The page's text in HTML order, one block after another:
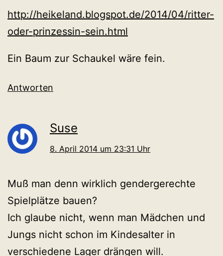
http://heikeland.blogspot.de/2014/04/ritter-
oder-prinzessin-sein.html
Ein Baum zur Schaukel wäre fein.
Antworten
Suse
8. April 2014 um 23:31 Uhr
Muß man denn wirklich gendergerechte
Spielplätze bauen?
Ich glaube nicht, wenn man Mädchen und
Jungs nicht schon im Kindesalter in
verschiedene Lager drängen will.